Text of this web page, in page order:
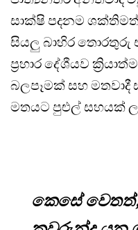
සාක්ෂි පදනම
සියලු බාහිර තොරතුරු
ප්‍රහාර දේශීයව
බලපෑමක් සහ මතවාදී
මතයට පුළුල් සහයක්
කෙසේ